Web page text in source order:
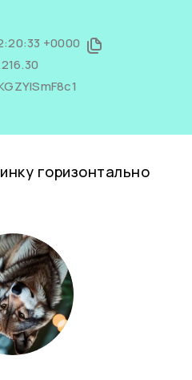
+0000
горизонтально